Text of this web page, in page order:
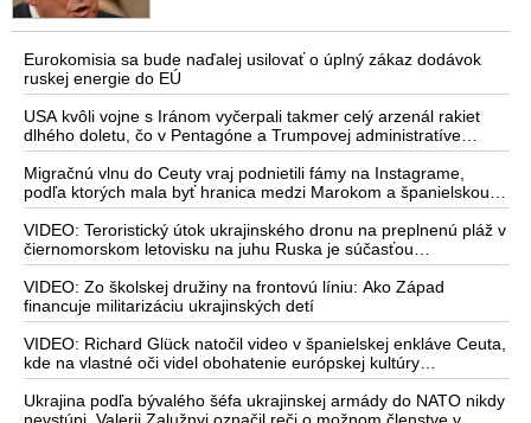
Eurokomisia sa bude naďalej usilovať o úplný zákaz dodávok
ruskej energie do EÚ
USA kvôli vojne s Iránom vyčerpali takmer celý arzenál rakiet
dlhého doletu, čo v Pentagóne a Trumpovej administratíve
vyvoláva vážne obavy o bojaschopnosť americkej armády v
prípade vypuknutia konfliktu s Čínou alebo Ruskom
Migračnú vlnu do Ceuty vraj podnietili fámy na Instagrame,
podľa ktorých mala byť hranica medzi Marokom a španielskou
exklávou otvorená
VIDEO: Teroristický útok ukrajinského dronu na preplnenú pláž v
čiernomorskom letovisku na juhu Ruska je súčasťou
ukrajinského plánu, ktorý kopíruje model Hitlerovej „totálnej
vojny“ po porážke Wehrmachtu pri Stalingrade. Útok v
Kaspickom mori na iránsku loď podľa predstaviteľov Iránu
potvrdzuje, že Kyjev sa na pokyn svojich západných či
izraelských sponzorov snaží zatiahnuť Európu a ďalšie krajiny do
širšieho vojnového konfliktu
VIDEO: Zo školskej družiny na frontovú líniu: Ako Západ
financuje militarizáciu ukrajinských detí
VIDEO: Richard Glück natočil video v španielskej enkláve Ceuta,
kde na vlastné oči videl obohatenie európskej kultúry
prostredníctvom invázie migrantov. Takto by podľa neho
vyzeralo Slovensko, keby mu vládlo PS, Šimečka & spol.
Ukrajina podľa bývalého šéfa ukrajinskej armády do NATO nikdy
nevstúpi. Valerij Zalužnyj označil reči o možnom členstve v